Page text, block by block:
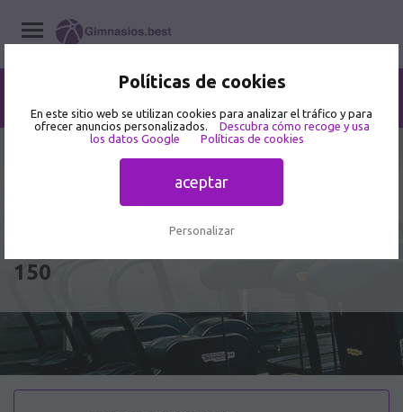
Políticas de cookies
En este sitio web se utilizan cookies para analizar el tráfico y para
ofrecer anuncios personalizados.
Descubra cómo recoge y usa
los datos Google
Políticas de cookies
aceptar
Personalizar
Aguascalientes /Aguascalientes
MARIN'S FIGHT CLUB
MARIN'S FIGHT CLUB - Gimnasio en
Con, Calle Antonio Díaz Soto y
150